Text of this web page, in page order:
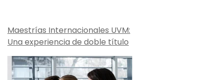
Maestrías Internacionales UVM:
Una experiencia de doble título